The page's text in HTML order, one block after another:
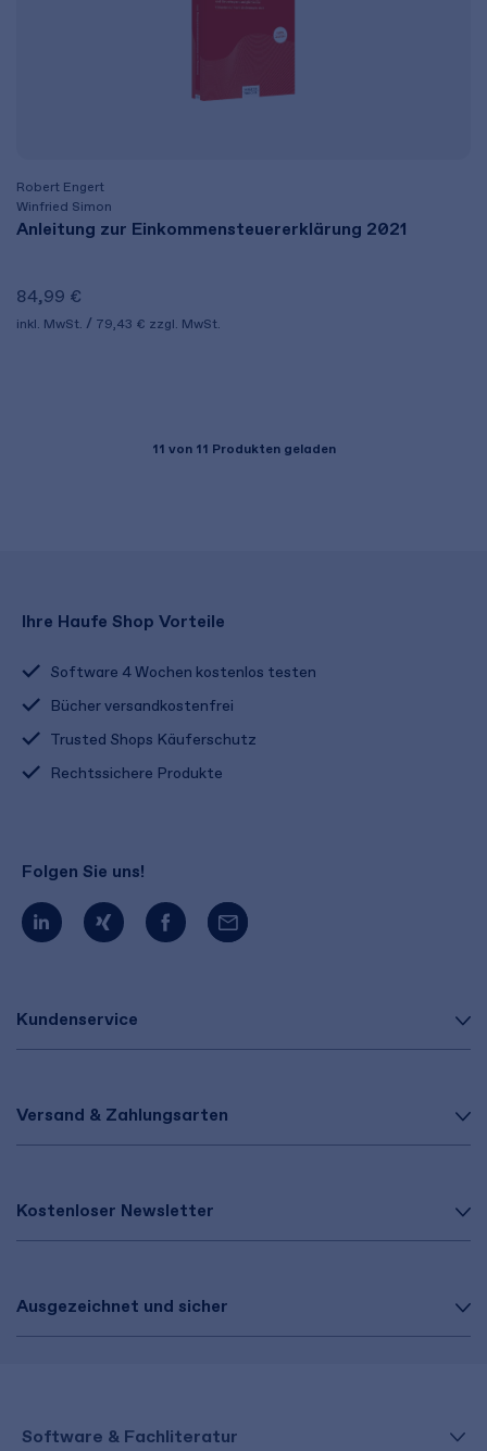
Robert Engert
Winfried Simon
Anleitung zur Einkommensteuer­erklärung 2021
84,99 €
inkl. MwSt. 79,43 € zzgl. MwSt.
11 von 11 Produkten geladen
Kundenservice
Versand & Zahlungsarten
Kostenloser Newsletter
Ausgezeichnet und sicher
Ihre Haufe Shop Vorteile
Software 4 Wochen kostenlos testen
Bücher versandkostenfrei
Trusted Shops Käuferschutz
Rechtssichere Produkte
Folgen Sie uns!
Software & Fachliteratur